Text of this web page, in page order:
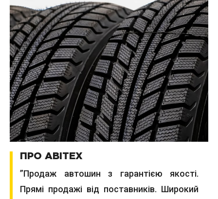
ПРО АВІТЕХ
”Продаж автошин з гарантією якості.
Прямі продажі від поставників. Широкий